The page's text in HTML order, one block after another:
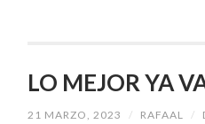
LO MEJOR YA
21 MARZO, 2023 / RAFAAL /